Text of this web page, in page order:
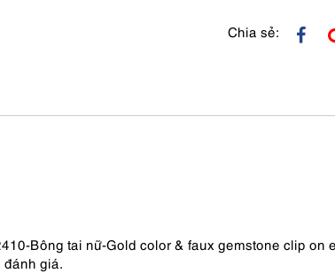
dụng
Chia sẻ:
Bông tai nữ-Gold color & faux gemstone clip on
giá.